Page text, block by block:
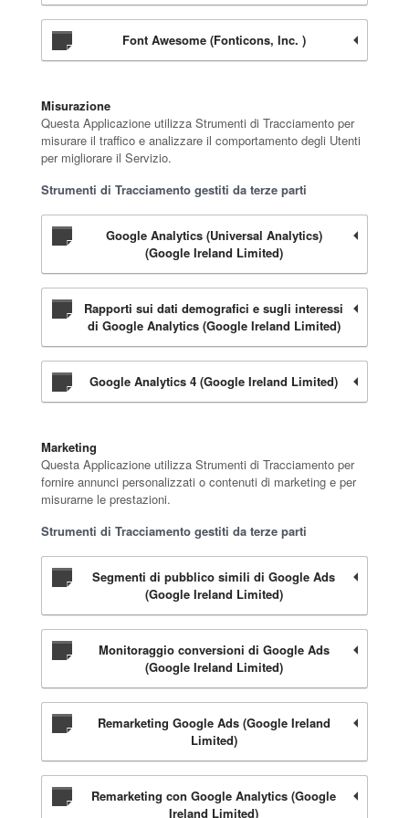
Font Awesome (Fonticons, Inc. )
Misurazione
Questa Applicazione utilizza Strumenti di Tracciamento per
misurare il traffico e analizzare il comportamento degli Utenti
per migliorare il Servizio.
Strumenti di Tracciamento gestiti da terze parti
Google Analytics (Universal Analytics)
(Google Ireland Limited)
Rapporti sui dati demografici e sugli interessi
di Google Analytics (Google Ireland Limited)
Google Analytics 4 (Google Ireland Limited)
Marketing
Questa Applicazione utilizza Strumenti di Tracciamento per
fornire annunci personalizzati o contenuti di marketing e per
misurarne le prestazioni.
Strumenti di Tracciamento gestiti da terze parti
Segmenti di pubblico simili di Google Ads
(Google Ireland Limited)
Monitoraggio conversioni di Google Ads
(Google Ireland Limited)
Remarketing Google Ads (Google Ireland
Limited)
Remarketing con Google Analytics (Google
Ireland Limited)